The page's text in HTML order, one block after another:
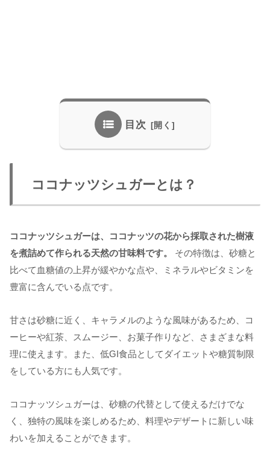
目次
ココナッツシュガーとは？
ココナッツシュガーは、ココナッツの花から採取された樹液
を煮詰めて作られる天然の甘味料です。
その特徴は、砂糖と
比べて血糖値の上昇が緩やかな点や、ミネラルやビタミンを
豊富に含んでいる点です。
甘さは砂糖に近く、キャラメルのような風味があるため、コ
ーヒーや紅茶、スムージー、お菓子作りなど、さまざまな料
理に使えます。また、低GI食品としてダイエットや糖質制限
をしている方にも人気です。
ココナッツシュガーは、砂糖の代替として使えるだけでな
く、独特の風味を楽しめるため、料理やデザートに新しい味
わいを加えることができます。